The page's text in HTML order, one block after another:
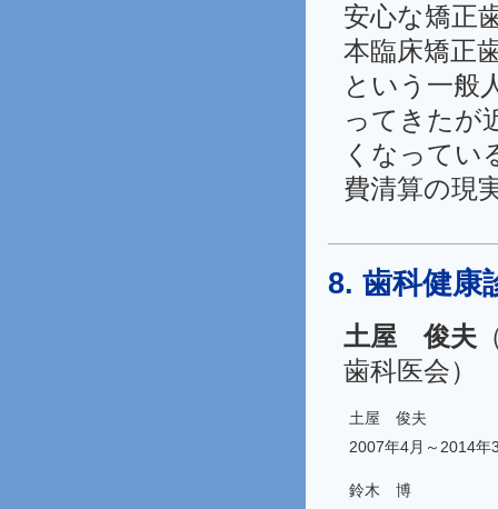
安心な矯正
本臨床矯正
という一般
ってきたが
くなってい
費清算の現
8. 歯科健康
土屋 俊夫
歯科医会）
土屋 俊夫
2007年4月～2014年
鈴木 博